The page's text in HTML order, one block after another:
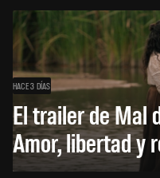
HACE 3 DÍAS
El trailer de Mal
Amor, libertad y